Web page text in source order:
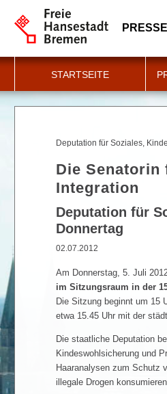
STARTSEITE
Deputation für Soziales,
Die Senatorin
Integration
Deputation für
Donnertag
02.07.2012
Am Donnerstag, 5. Juli
im Sitzungsraum in der
Die Sitzung beginnt um 15
etwa 15.45 Uhr mit der
Die staatliche Deputation
Kindeswohlsicherung und
Haaranalysen zum Schutz
illegale Drogen